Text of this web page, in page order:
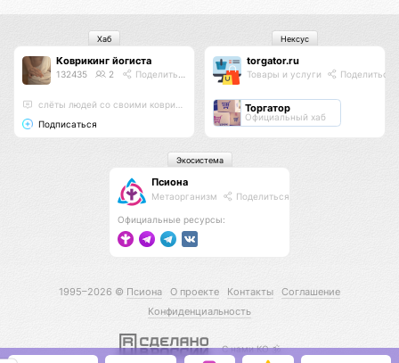
Коврикинг йогиста
132435 2 Поделиться
слёты людей со своими ковриками в парках . Сатва садхана
Подписаться
Хаб
torgator.ru
Товары и услуги Поделиться
Торгатор
Официальный хаб
Нексус
Псиона
Метаорганизм Поделиться
Официальные ресурсы:
Экосистема
1995–2026 © Псиона О проекте Контакты
Соглашение
Конфиденциальность
С нами КО 🕉️